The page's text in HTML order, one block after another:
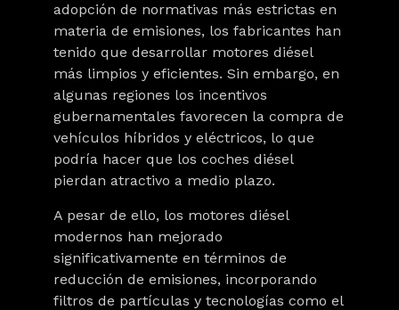
adopción de normativas más estrictas en
materia de emisiones, los fabricantes han
tenido que desarrollar motores diésel
más limpios y eficientes. Sin embargo, en
algunas regiones los incentivos
gubernamentales favorecen la compra de
vehículos híbridos y eléctricos, lo que
podría hacer que los coches diésel
pierdan atractivo a medio plazo.
A pesar de ello, los motores diésel
modernos han mejorado
significativamente en términos de
reducción de emisiones, incorporando
filtros de partículas y tecnologías como el